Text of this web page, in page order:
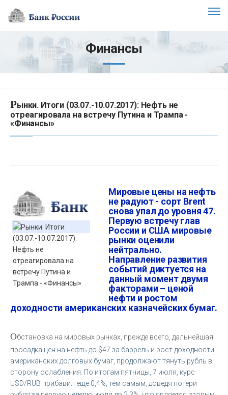
Финансы
Рынки. Итоги (03.07.-10.07.2017): Нефть не
отреагировала на встречу Путина и Трампа -
«Финансы»
Мировые цены на нефть
не радуют - сорт Brent
снова упал до уровня 47.
Первую встречу глав
России и США мировые
рынки оценили
нейтрально.
Направление развития
событий диктуется на
данный момент двумя
факторами – ценой
нефти и ростом
доходности американских казначейских бумаг.
Обстановка на мировых рынках, прежде всего, дальнейшая
просадка цен на нефть до $47 за баррель и рост доходности
американских долговых бумаг, продолжают тянуть рубль в
сторону ослабления. По итогам пятницы, 7 июля, курс
USD/RUB прибавил еще 0,4%, тем самым, доведя потери